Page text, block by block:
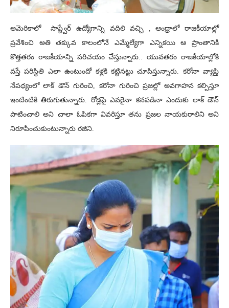
అమెరికాలో సాప్ట్వేర్ ఉద్యోగాన్ని వదిలి వచ్చి , ఆంధ్రాలో రాజకీయాల్లో
ప్రవేశించి అతి తక్కువ కాలంలోనే ఎమ్మేల్యేగా ఎన్నికయి ఆ ప్రాంతానికి
కొత్తతరం రాజకీయాన్ని పరిచయం చేస్తున్నారు.. యువతరం రాజకీయాల్లోకి
వస్తే పరిస్థితి ఎలా ఉంటుందో కళ్లకి కట్టినట్టు చూపిస్తున్నారు. కరోనా వ్యాప్తి
నేపధ్యంలో లాక్ డౌన్ గురించి, కరోనా గురించి ప్రజల్లో అవగాహన కల్పిస్తూ
ఇంటింటికి తిరుగుతున్నారు. రోడ్లపై ఎవరైనా కనపడినా ఎందుకు లాక్ డౌన్
పాటించాలి అని చాలా ఓపికగా వివరిస్తూ తను ప్రజల నాయకురాలిని అని
నిరూపించుకుంటున్నారు రజిని.